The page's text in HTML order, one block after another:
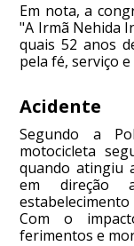
Em nota, a
"A Irmã Nehida
quais 52 anos
pela fé, serviço
Acidente
Segundo a
motocicleta
quando atingiu
em direção
Com o
ferimentos e